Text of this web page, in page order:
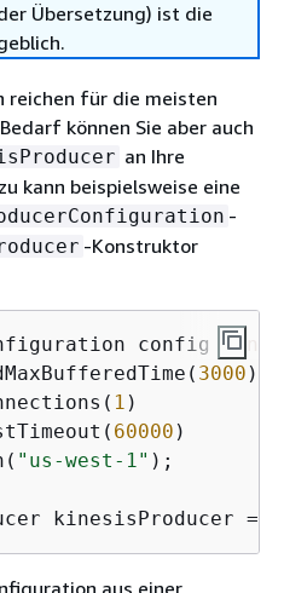
Übersetzung) ist die
reichen für die meisten
können Sie aber auch
an Ihre
kann beispielsweise eine
-
-Konstruktor
config =
3000 )
1 )
60000 )
"us-west-1" );
kinesisProducer =
aus einer